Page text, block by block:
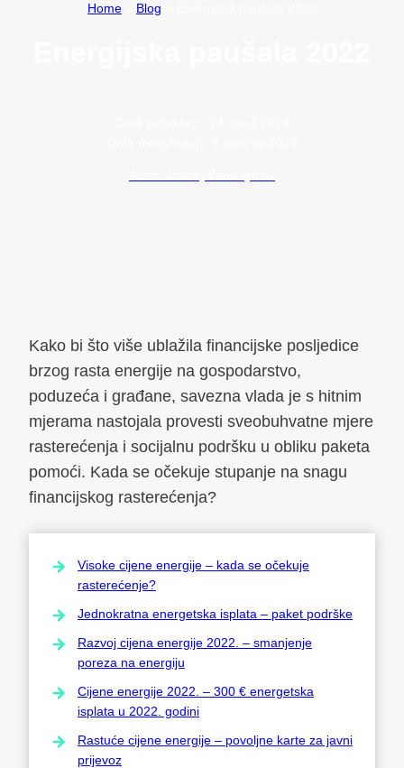
Home Blog
Kako bi što više ublažila financijske posljedice
brzog rasta energije na gospodarstvo,
poduzeća i građane, savezna vlada je s hitnim
mjerama nastojala provesti sveobuhvatne mjere
rasterećenja i socijalnu podršku u obliku paketa
pomoći. Kada se očekuje stupanje na snagu
financijskog rasterećenja?
Visoke cijene energije – kada se očekuje
rasterećenje?
Jednokratna energetska isplata – paket podrške
Razvoj cijena energije 2022. – smanjenje
poreza na energiju
Cijene energije 2022. – 300 € energetska
isplata u 2022. godini
Rastuće cijene energije – povoljne karte za javni
prijevoz